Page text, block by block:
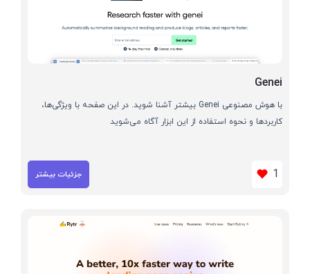
Genei
با هوش مصنوعی Genei بیشتر آشنا شوید. در این صفحه با ویژگی‌ها،
کاربردها و نحوه استفاده از این ابزار آگاه می‌شوید
1 جزئیات بیشتر